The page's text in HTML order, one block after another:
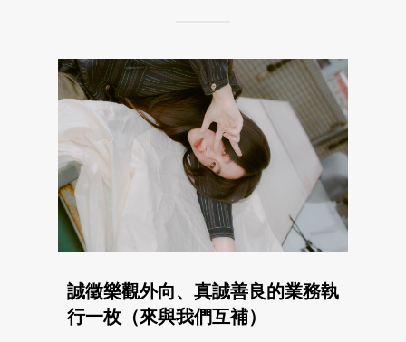
誠徵樂觀外向、真誠善良的業務執
行一枚（來與我們互補）